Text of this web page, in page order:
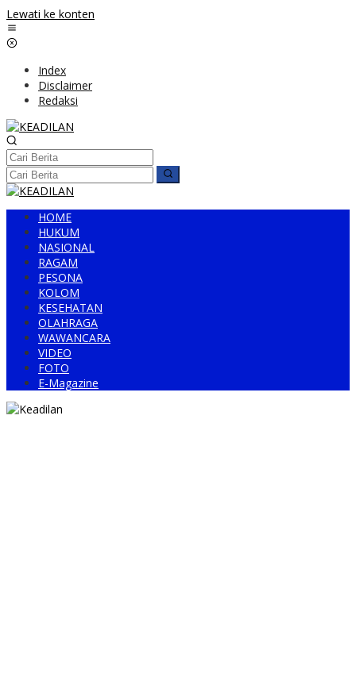
Lewati ke konten
Index
Disclaimer
Redaksi
HOME
HUKUM
NASIONAL
RAGAM
PESONA
KOLOM
KESEHATAN
OLAHRAGA
WAWANCARA
VIDEO
FOTO
E-Magazine